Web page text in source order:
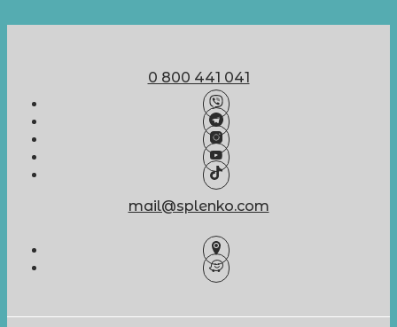
0 800 441 041
mail@splenko.com